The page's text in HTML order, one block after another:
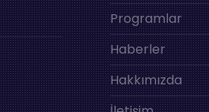
Programlar
Haberler
Hakkımızda